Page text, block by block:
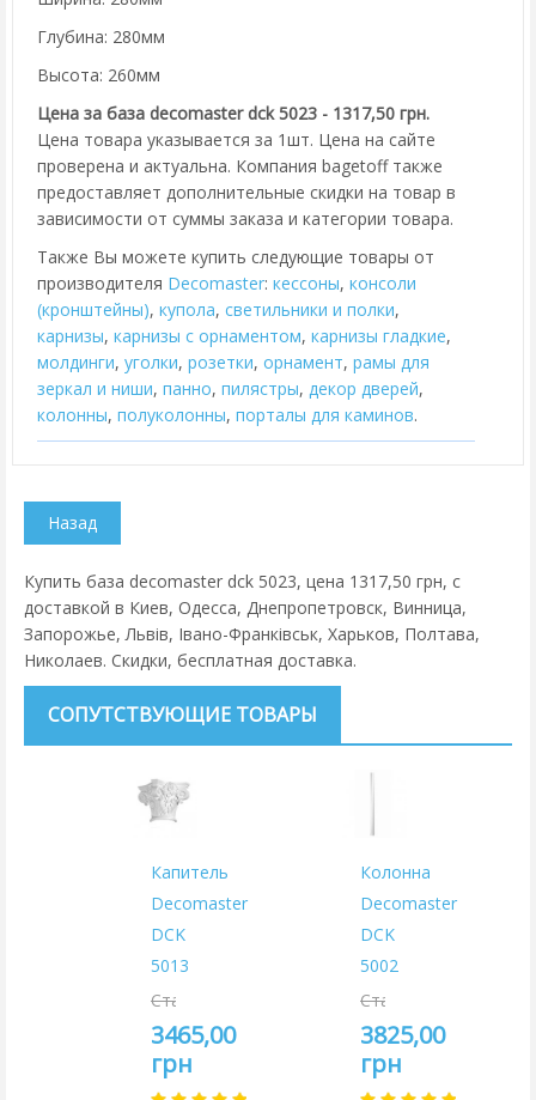
Глубина: 280мм
Высота: 260мм
Цена за база decomaster dck 5023 - 1317,50 грн.
Цена товара указывается за 1шт. Цена на сайте
проверена и актуальна. Компания bagetoff также
предоставляет дополнительные скидки на товар в
зависимости от суммы заказа и категории товара.
Также Вы можете купить следующие товары от
производителя Decomaster: кессоны, консоли
(кронштейны), купола, cветильники и полки,
карнизы, карнизы с орнаментом, карнизы гладкие,
молдинги, уголки, розетки, орнамент, рамы для
зеркал и ниши, панно, пилястры, декор дверей,
колонны, полуколонны, порталы для каминов.
Купить база decomaster dck 5023, цена 1317,50 грн, с
доставкой в Киев, Одесса, Днепропетровск, Винница,
Запорожье, Львів, Івано-Франківськ, Харьков, Полтава,
Николаев. Скидки, бесплатная доставка.
СОПУТСТВУЮЩИЕ ТОВАРЫ
Капитель
Decomaster
DCK
5013
Старая
цена:
3850,00
грн
3465,00
грн
Колонна
Decomaster
DCK
5002
Старая
цена:
4250,00
грн
3825,00
грн